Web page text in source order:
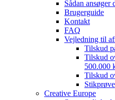
Sådan ansøger
Brugerguide
Kontakt
FAQ
Vejledning til
Tilskud
Tilskud
500.000
Tilskud
Stikprøve
Creative Europe